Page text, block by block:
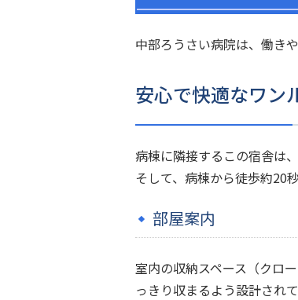
中部ろうさい病院は、働き
安心で快適なワン
病棟に隣接するこの宿舎は
そして、病棟から徒歩約20
部屋案内
室内の収納スペース（クロ
っきり収まるよう設計され